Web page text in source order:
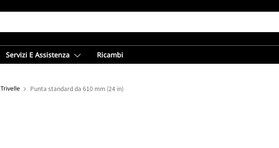
Servizi E Assistenza Ricambi
Trivelle Punta standard da 610 mm (24 in)